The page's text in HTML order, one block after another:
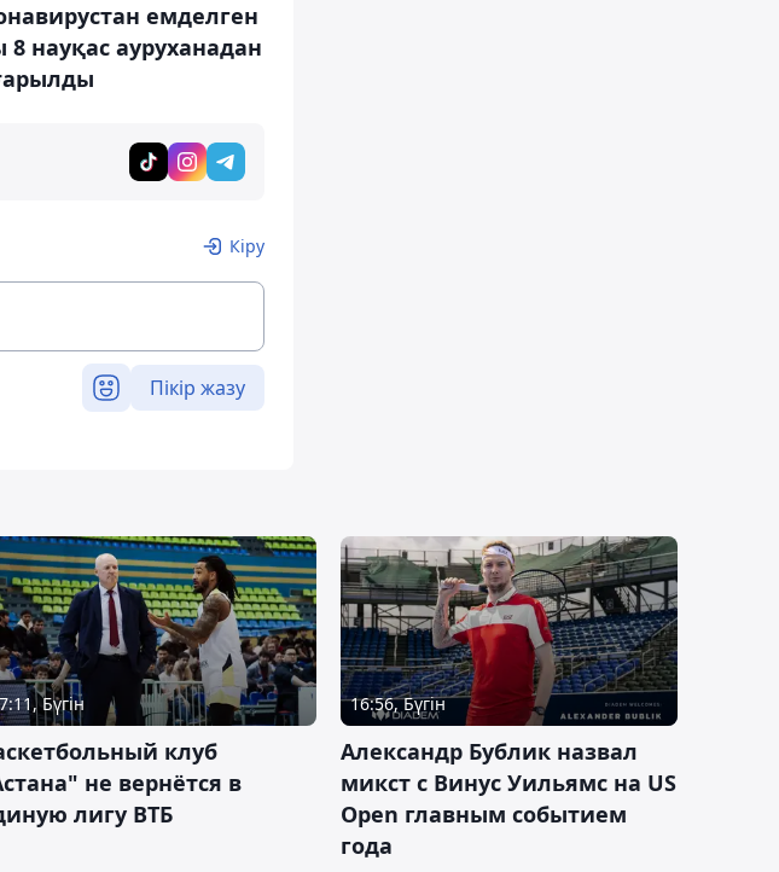
емделген
8 науқас ауруханадан
Кіру
Пікір жазу
Бүгін
клуб
не вернётся в
лигу ВТБ
16:56, Бүгін
Александр Бублик назвал
микст с Винус Уильямс на US
Open главным событием
года